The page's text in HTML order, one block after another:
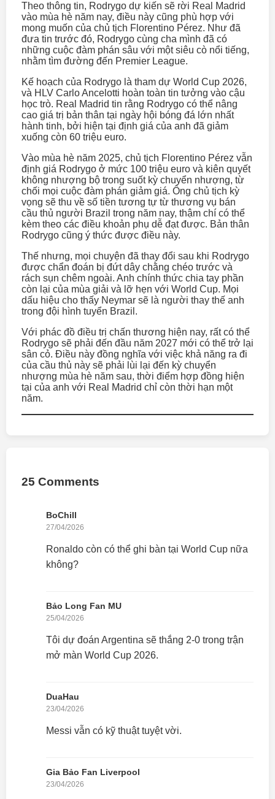
Theo thông tin, Rodrygo dự kiến sẽ rời Real Madrid
vào mùa hè năm nay, điều này cũng phù hợp với
mong muốn của chủ tịch Florentino Pérez. Như đã
đưa tin trước đó, Rodrygo cùng cha mình đã có
những cuộc đàm phán sâu với một siêu cò nổi tiếng,
nhằm tìm đường đến Premier League.
Kế hoạch của Rodrygo là tham dự World Cup 2026,
và HLV Carlo Ancelotti hoàn toàn tin tưởng vào cậu
học trò. Real Madrid tin rằng Rodrygo có thể nâng
cao giá trị bản thân tại ngày hội bóng đá lớn nhất
hành tinh, bởi hiện tại định giá của anh đã giảm
xuống còn 60 triệu euro.
Vào mùa hè năm 2025, chủ tịch Florentino Pérez vẫn
định giá Rodrygo ở mức 100 triệu euro và kiên quyết
không nhượng bộ trong suốt kỳ chuyển nhượng, từ
chối mọi cuộc đàm phán giảm giá. Ông chủ tịch kỳ
vọng sẽ thu về số tiền tương tự từ thương vụ bán
cầu thủ người Brazil trong năm nay, thậm chí có thể
kèm theo các điều khoản phụ dễ đạt được. Bản thân
Rodrygo cũng ý thức được điều này.
Thế nhưng, mọi chuyện đã thay đổi sau khi Rodrygo
được chẩn đoán bị đứt dây chằng chéo trước và
rách sụn chêm ngoài. Anh chính thức chia tay phần
còn lại của mùa giải và lỡ hẹn với World Cup. Mọi
dấu hiệu cho thấy Neymar sẽ là người thay thế anh
trong đội hình tuyển Brazil.
Với phác đồ điều trị chấn thương hiện nay, rất có thể
Rodrygo sẽ phải đến đầu năm 2027 mới có thể trở lại
sân cỏ. Điều này đồng nghĩa với việc khả năng ra đi
của cầu thủ này sẽ phải lùi lại đến kỳ chuyển
nhượng mùa hè năm sau, thời điểm hợp đồng hiện
tại của anh với Real Madrid chỉ còn thời hạn một
năm.
25 Comments
BoChill
27/04/2026
Ronaldo còn có thể ghi bàn tại World Cup nữa
không?
Bảo Long Fan MU
25/04/2026
Tôi dự đoán Argentina sẽ thắng 2-0 trong trận
mở màn World Cup 2026.
DuaHau
23/04/2026
Messi vẫn có kỹ thuật tuyệt vời.
Gia Bảo Fan Liverpool
23/04/2026